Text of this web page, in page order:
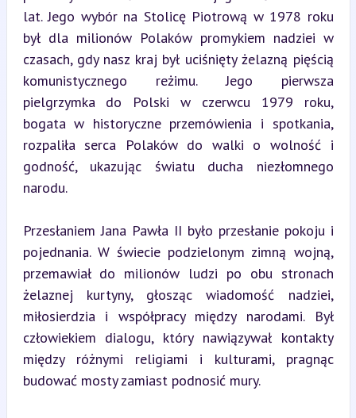
lat. Jego wybór na Stolicę Piotrową w 1978 roku
był dla milionów Polaków promykiem nadziei w
czasach, gdy nasz kraj był uciśnięty żelazną pięścią
komunistycznego reżimu. Jego pierwsza
pielgrzymka do Polski w czerwcu 1979 roku,
bogata w historyczne przemówienia i spotkania,
rozpaliła serca Polaków do walki o wolność i
godność, ukazując światu ducha niezłomnego
narodu.
Przesłaniem Jana Pawła II było przesłanie pokoju i
pojednania. W świecie podzielonym zimną wojną,
przemawiał do milionów ludzi po obu stronach
żelaznej kurtyny, głosząc wiadomość nadziei,
miłosierdzia i współpracy między narodami. Był
człowiekiem dialogu, który nawiązywał kontakty
między różnymi religiami i kulturami, pragnąc
budować mosty zamiast podnosić mury.